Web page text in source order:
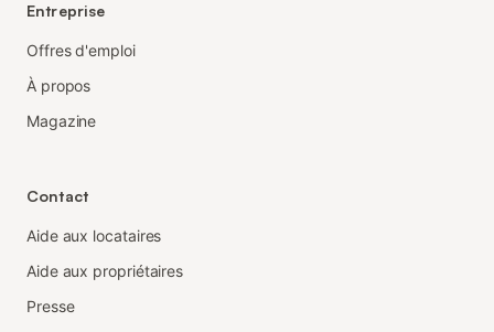
Entreprise
Offres d'emploi
À propos
Magazine
Contact
Aide aux locataires
Aide aux propriétaires
Presse